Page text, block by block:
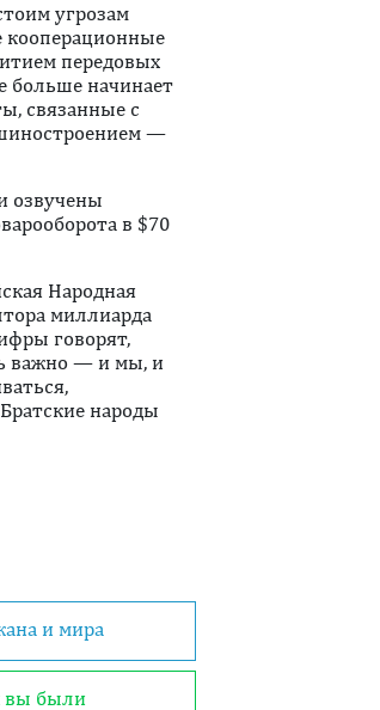
угрозам
кооперационные
передовых
больше начинает
связанные с
—
озвучены
в $70
Народная
миллиарда
говорят,
важно — и мы, и
народы
и мира
вы были